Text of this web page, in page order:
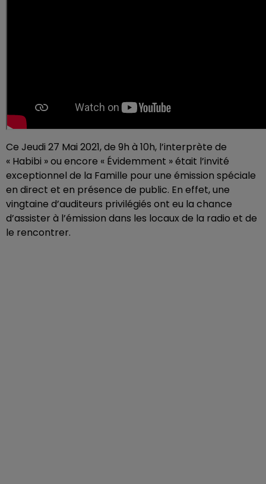
Ce Jeudi 27 Mai 2021, de 9h à 10h, l’interprète de
« Habibi » ou encore « Évidemment » était l’invité
exceptionnel de la Famille pour une émission spéciale
en direct et en présence de public. En effet, une
vingtaine d’auditeurs privilégiés ont eu la chance
d’assister à l’émission dans les locaux de la radio et de
le rencontrer.